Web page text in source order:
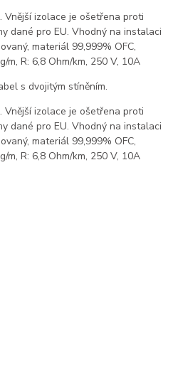
izolace je ošetřena proti
dané pro EU. Vhodný na instalaci
materiál 99,999% OFC,
m, R: 6,8 Ohm/km, 250 V, 10A
s dvojitým stíněním.
izolace je ošetřena proti
dané pro EU. Vhodný na instalaci
materiál 99,999% OFC,
m, R: 6,8 Ohm/km, 250 V, 10A